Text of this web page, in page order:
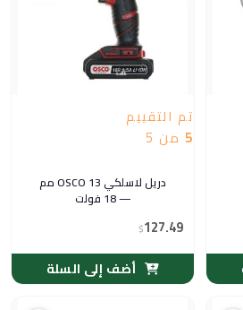
تم التقييم
5 من 5
دريل لاسلكي OSCO 13 مم
— 18 فولت
$127.49
أضف إلى السلة